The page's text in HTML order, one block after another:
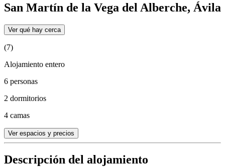
San Martín de la Vega del Alberche, Ávila
Ver qué hay cerca
(7)
Alojamiento entero
6 personas
2 dormitorios
4 camas
Ver espacios y precios
Descripción del alojamiento